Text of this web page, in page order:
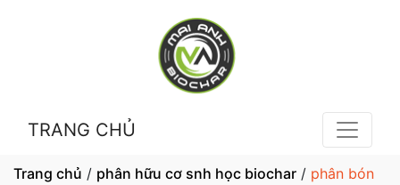
TRANG CHỦ
Trang chủ / phân hữu cơ snh học biochar / phân bón